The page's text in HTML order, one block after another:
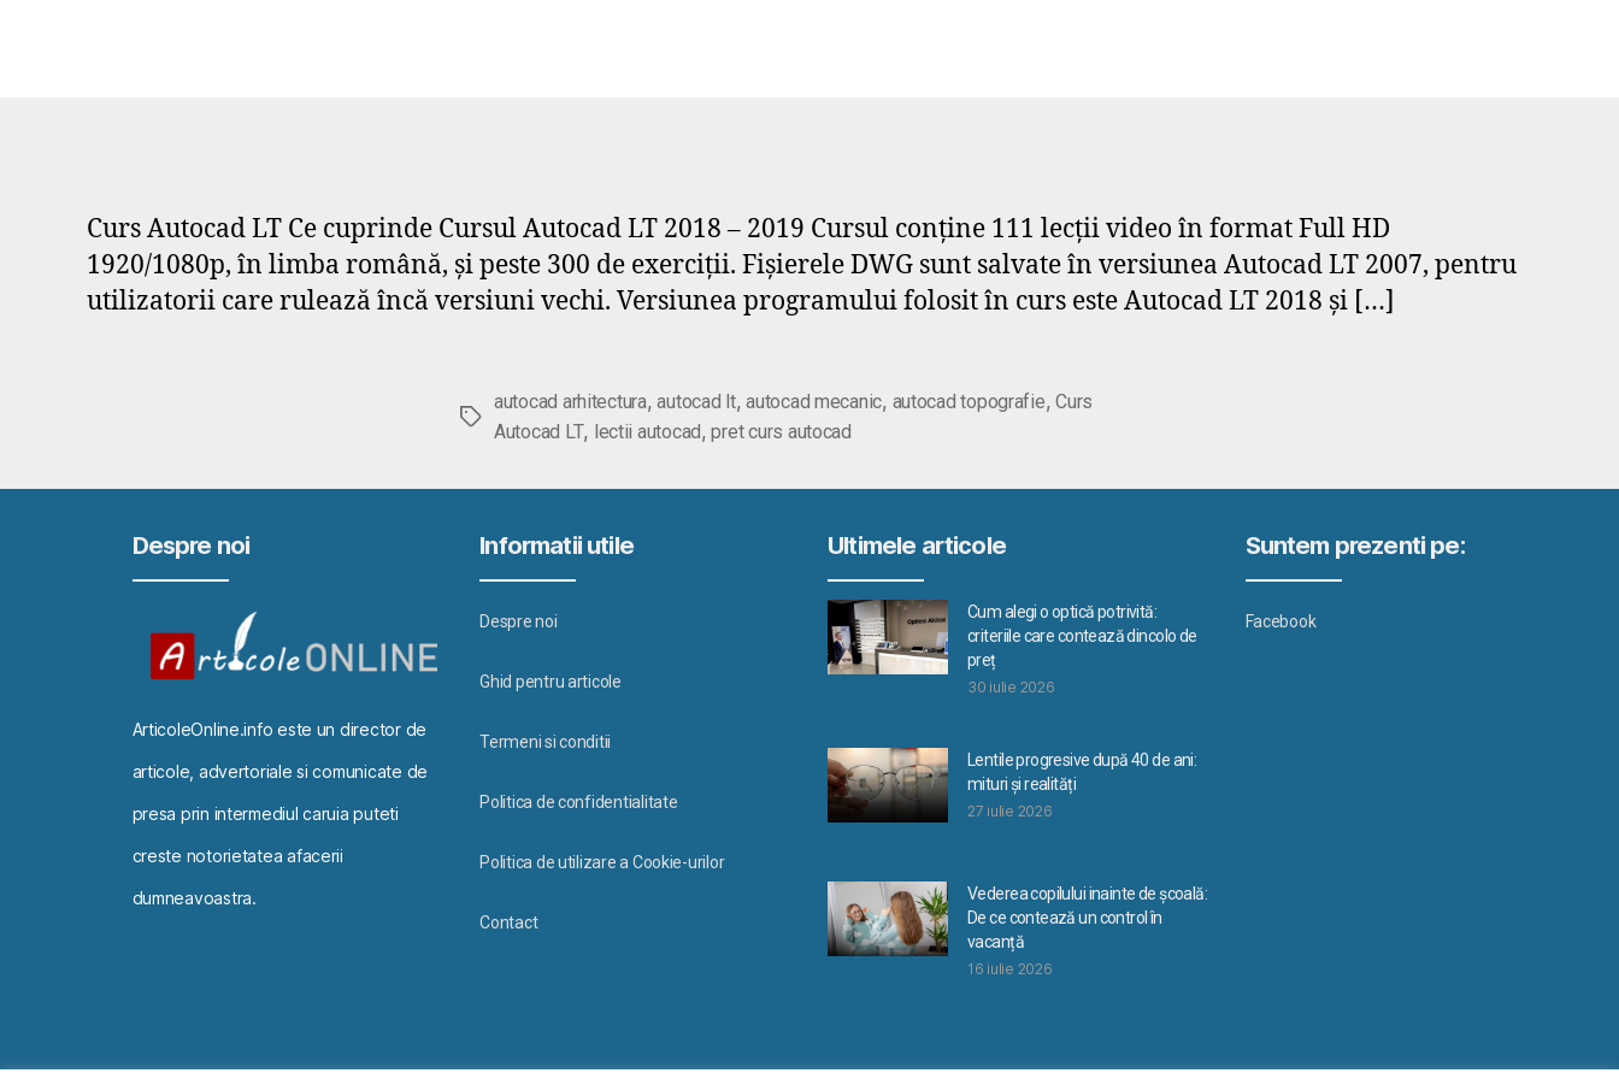
Curs Autocad LT Ce cuprinde Cursul Autocad LT 2018 – 2019 Cursul conține 111 lecții video în format Full HD
1920/1080p, în limba română, și peste 300 de exerciții. Fișierele DWG sunt salvate în versiunea Autocad LT 2007, pentru
utilizatorii care rulează încă versiuni vechi. Versiunea programului folosit în curs este Autocad LT 2018 și […]
Etichete
autocad arhitectura,autocad lt,autocad mecanic, autocad topografie,Curs
Autocad LT, lectii autocad,pret curs autocad
Despre noi
ArticoleOnline.info este un director de
articole, advertoriale si comunicate de
presa prin intermediul caruia puteti
creste notorietatea afacerii
dumneavoastra.
Informatii utile
Despre noi
Ghid pentru articole
Termeni si conditii
Politica de confidentialitate
Politica de utilizare a Cookie-urilor
Contact
Ultimele articole
Cum alegi o optică potrivită:
criteriile care contează dincolo de
preț
30 iulie 2026
Lentile progresive după 40 de ani:
mituri și realități
27 iulie 2026
Vederea copilului inainte de școală:
De ce contează un control în
vacanță
16 iulie 2026
Suntem prezenti pe:
Facebook